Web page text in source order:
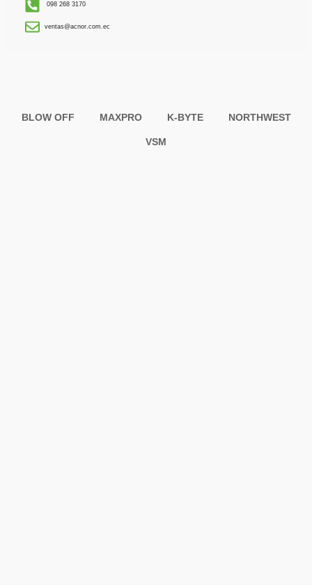
098 268 3170
ventas@acnor.com.ec
BLOW OFF MAXPRO K-BYTE NORTHWEST
VSM